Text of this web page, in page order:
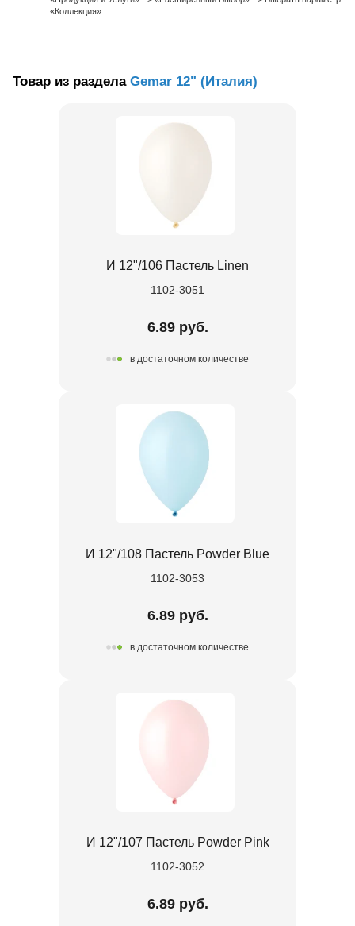
«Коллекция»
Товар из раздела Gemar 12" (Италия)
И 12"/106 Пастель Linen
1102-3051
6.89 руб.
в достаточном количестве
И 12"/108 Пастель Powder Blue
1102-3053
6.89 руб.
в достаточном количестве
И 12"/107 Пастель Powder Pink
1102-3052
6.89 руб.